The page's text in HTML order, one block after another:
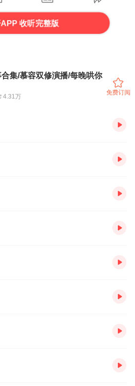
收听完整版
集/慕容双修演播/每晚哄你
4.31万
免费订阅